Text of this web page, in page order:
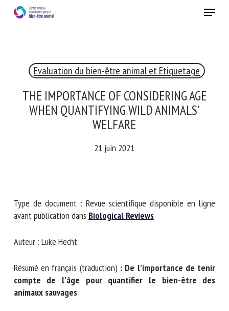
Menu
Evaluation du bien-être animal et Etiquetage
THE IMPORTANCE OF CONSIDERING AGE
WHEN QUANTIFYING WILD ANIMALS’
WELFARE
21 juin 2021
Type de document : Revue scientifique disponible en ligne
avant publication dans Biological Reviews
Auteur : Luke Hecht
Résumé en français (traduction): De l’importance de
tenir compte de l’âge pour quantifier le bien-être des
animaux sauvages
RECEVEZ CHAQUE MOIS GRATUITEMENT
ANIMAL
notre newsletter :
Prénom *